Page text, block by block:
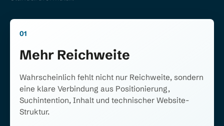
01
Mehr Reichweite
Wahrscheinlich fehlt nicht nur Reichweite, sondern
eine klare Verbindung aus Positionierung,
Suchintention, Inhalt und technischer Website-
Struktur.